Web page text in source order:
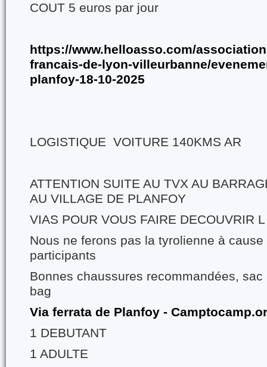
COUT 5 euros par jour
https://www.helloasso.com/
francais-de-lyon-villeurbanne/
planfoy-18-10-2025
LOGISTIQUE VOITURE 140KMS AR
ATTENTION SUITE AU TVX AU
AU VILLAGE DE PLANFOY
VIAS POUR VOUS FAIRE DECOUVRIR
Nous ne ferons pas la tyrolienne à
participants
Bonnes chaussures recommandées,
bag
Via ferrata de Planfoy -
1 DEBUTANT
1 ADULTE